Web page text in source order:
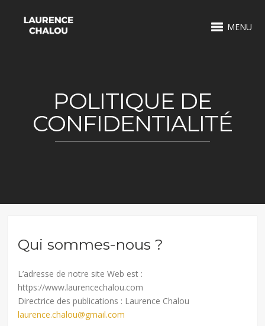
MENU
POLITIQUE DE
CONFIDENTIALITÉ
Qui sommes-nous ?
L’adresse de notre site Web est :
https://www.laurencechalou.com
Directrice des publications : Laurence Chalou
laurence.chalou@gmail.com